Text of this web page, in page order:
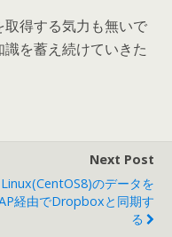
得する気力も無いで
を蓄え続けていきた
Next Post
Linux(CentOS8)のデータを
経由でDropboxと同期す
る